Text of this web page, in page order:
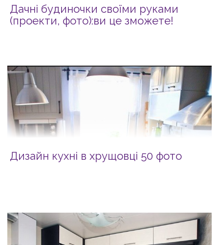
Дачні будиночки своїми руками
(проекти, фото):ви це зможете!
Дизайн кухні в хрущовці 50 фото